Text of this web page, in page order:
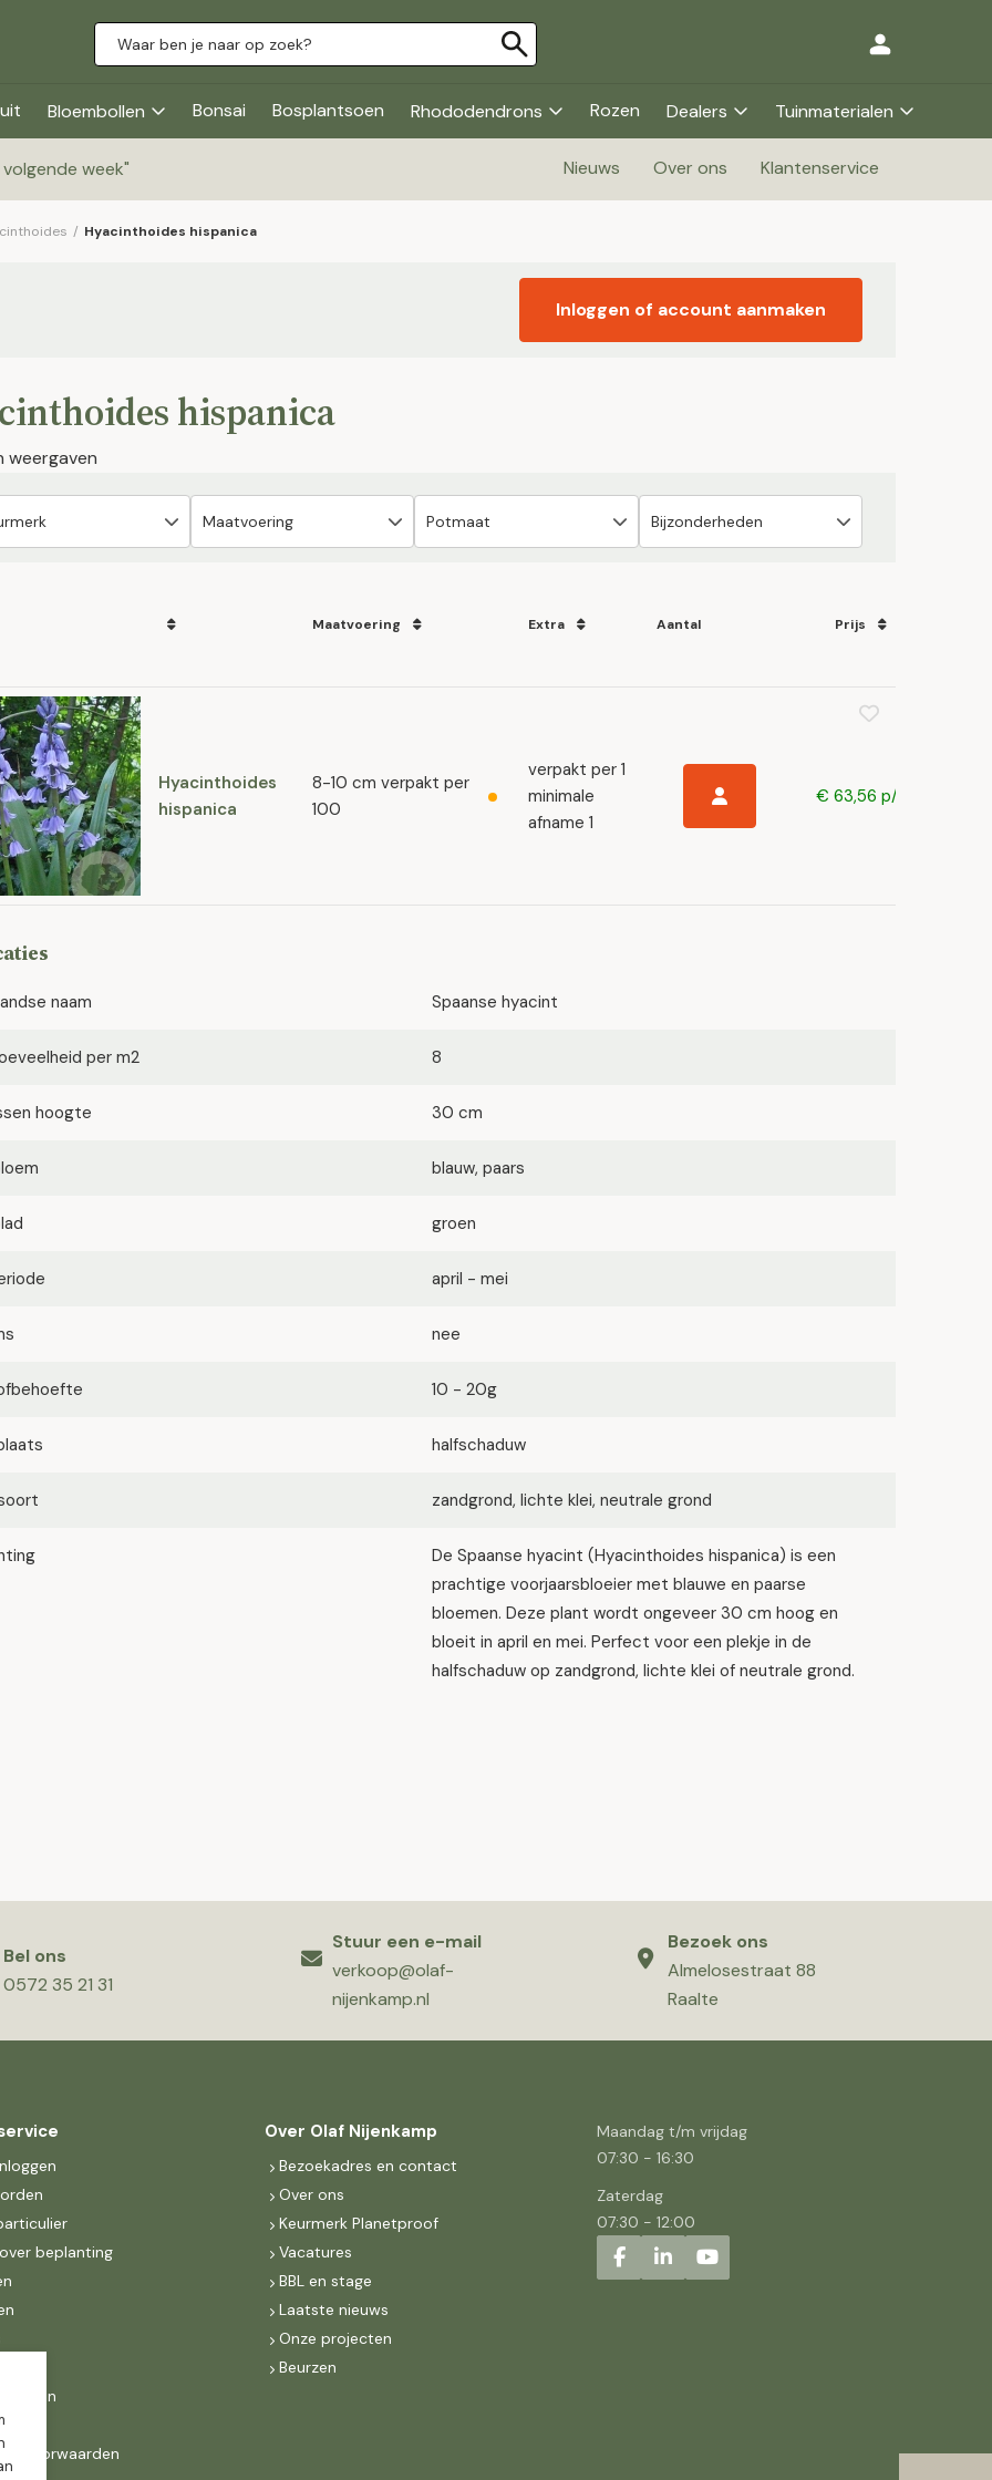
Bloembollen Bonsai Bosplantsoen Rhododendrons Rozen Dealers Tuinmaterialen
week" Nieuws Over ons Klantenservice
/ Hyacinthoides hispanica
Inloggen of account aanmaken
hispanica
weergaven
Maatvoering Extra Aantal Prijs
Hyacinthoides
hispanica
8-10 cm verpakt per
100
verpakt per 1
minimale
afname 1
€ 63,56 p/s
naam Spaanse hyacint
per m2 8
hoogte 30 cm
blauw, paars
groen
april - mei
nee
10 - 20g
halfschaduw
zandgrond, lichte klei, neutrale grond
De Spaanse hyacint (Hyacinthoides hispanica) is een
prachtige voorjaarsbloeier met blauwe en paarse
bloemen. Deze plant wordt ongeveer 30 cm hoog en
bloeit in april en mei. Perfect voor een plekje in de
halfschaduw op zandgrond, lichte klei of neutrale grond.
Bel ons
0572 35 21 31
Stuur een e-mail
verkoop@olaf-
nijenkamp.nl
Bezoek ons
Almelosestraat 88
Raalte
beplanting
Groen
voorwaarden
Over Olaf Nijenkamp
Bezoekadres en contact
Over ons
Keurmerk Planetproof
Vacatures
BBL en stage
Laatste nieuws
Onze projecten
Beurzen
Maandag t/m vrijdag
07:30 - 16:30
Zaterdag
07:30 - 12:00